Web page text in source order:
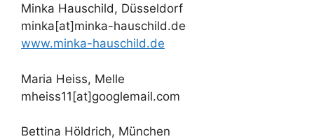
Minka Hauschild, Düsseldorf
minka[at]minka-hauschild.de
www.minka-hauschild.de
Maria Heiss, Melle
mheiss11[at]googlemail.com
Bettina Höldrich, München